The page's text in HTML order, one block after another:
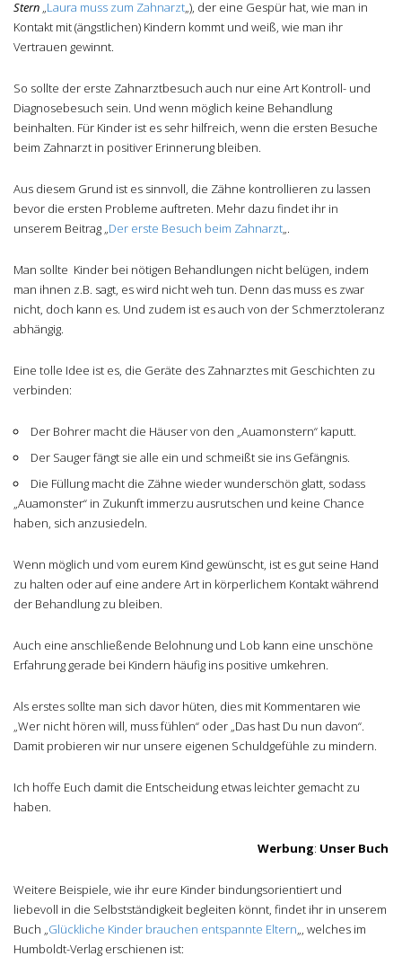
Stern „Laura muss zum Zahnarzt„), der eine Gespür hat, wie man in
Kontakt mit (ängstlichen) Kindern kommt und weiß, wie man ihr
Vertrauen gewinnt.
So sollte der erste Zahnarztbesuch auch nur eine Art Kontroll- und
Diagnosebesuch sein. Und wenn möglich keine Behandlung
beinhalten. Für Kinder ist es sehr hilfreich, wenn die ersten Besuche
beim Zahnarzt in positiver Erinnerung bleiben.
Aus diesem Grund ist es sinnvoll, die Zähne kontrollieren zu lassen
bevor die ersten Probleme auftreten. Mehr dazu findet ihr in
unserem Beitrag „Der erste Besuch beim Zahnarzt„.
Man sollte Kinder bei nötigen Behandlungen nicht belügen, indem
man ihnen z.B. sagt, es wird nicht weh tun. Denn das muss es zwar
nicht, doch kann es. Und zudem ist es auch von der Schmerztoleranz
abhängig.
Eine tolle Idee ist es, die Geräte des Zahnarztes mit Geschichten zu
verbinden:
Der Bohrer macht die Häuser von den „Auamonstern“ kaputt.
Der Sauger fängt sie alle ein und schmeißt sie ins Gefängnis.
Die Füllung macht die Zähne wieder wunderschön glatt, sodass
„Auamonster“ in Zukunft immerzu ausrutschen und keine Chance
haben, sich anzusiedeln.
Wenn möglich und vom eurem Kind gewünscht, ist es gut seine Hand
zu halten oder auf eine andere Art in körperlichem Kontakt während
der Behandlung zu bleiben.
Auch eine anschließende Belohnung und Lob kann eine unschöne
Erfahrung gerade bei Kindern häufig ins positive umkehren.
Als erstes sollte man sich davor hüten, dies mit Kommentaren wie
„Wer nicht hören will, muss fühlen“ oder „Das hast Du nun davon“.
Damit probieren wir nur unsere eigenen Schuldgefühle zu mindern.
Ich hoffe Euch damit die Entscheidung etwas leichter gemacht zu
haben.
Werbung: Unser Buch
Weitere Beispiele, wie ihr eure Kinder bindungsorientiert und
liebevoll in die Selbstständigkeit begleiten könnt, findet ihr in unserem
Buch „Glückliche Kinder brauchen entspannte Eltern„, welches im
Humboldt-Verlag erschienen ist: